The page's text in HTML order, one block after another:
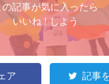
の記事が気に入ったら
いいね ! しよう
ア 記事